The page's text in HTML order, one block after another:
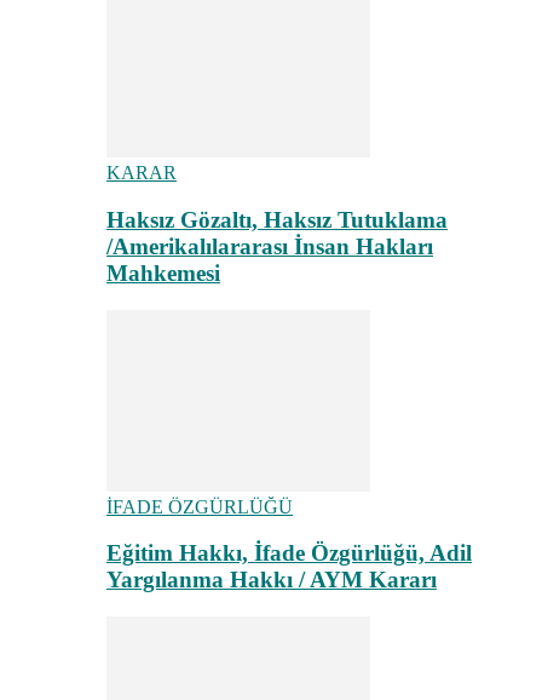
KARAR
Haksız Gözaltı, Haksız Tutuklama
/Amerikalılararası İnsan Hakları
Mahkemesi
İFADE ÖZGÜRLÜĞÜ
Eğitim Hakkı, İfade Özgürlüğü, Adil
Yargılanma Hakkı / AYM Kararı